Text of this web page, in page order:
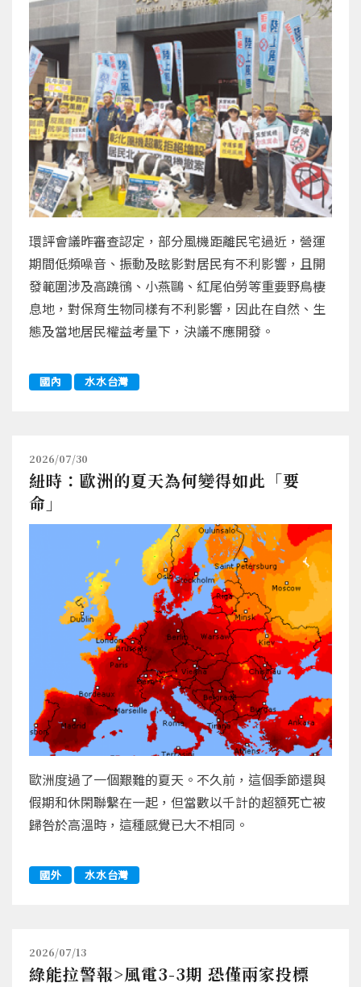
環評會議昨審查認定，部分風機距離民宅過近，營運
期間低頻噪音、振動及眩影對居民有不利影響，且開
發範圍涉及高蹺鴴、小燕鷗、紅尾伯勞等重要野鳥棲
息地，對保育生物同樣有不利影響，因此在自然、生
態及當地居民權益考量下，決議不應開發。
國內 水水台灣
2026/07/30
紐時：歐洲的夏天為何變得如此「要
命」
歐洲度過了一個艱難的夏天。不久前，這個季節還與
假期和休閑聯繫在一起，但當數以千計的超額死亡被
歸咎於高溫時，這種感覺已大不相同。
國外 水水台灣
2026/07/13
綠能拉警報>風電3-3期 恐僅兩家投標